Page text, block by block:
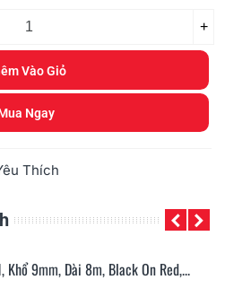
+
Vào Giỏ
Ngay
Thích
Khổ 9mm, Dài 8m, Black On...